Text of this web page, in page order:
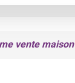
vente maison